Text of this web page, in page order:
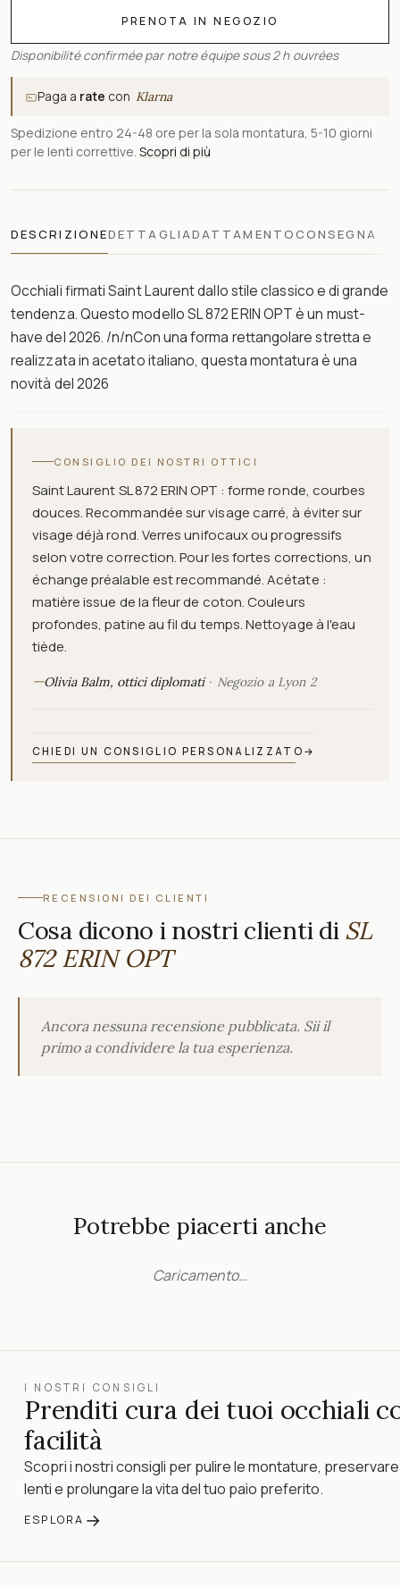
PRENOTA IN NEGOZIO
Disponibilité confirmée par notre équipe sous 2 h ouvrées
Paga a rate con Klarna
Spedizione entro 24-48 ore per la sola montatura, 5-10 giorni
per le lenti correttive. Scopri di più
DESCRIZIONEDETTAGLIADATTAMENTOCONSEGNA
Occhiali firmati Saint Laurent dallo stile classico e di grande
tendenza. Questo modello SL 872 ERIN OPT è un must-
have del 2026. /n/nCon una forma rettangolare stretta e
realizzata in acetato italiano, questa montatura è una
novità del 2026
CONSIGLIO DEI NOSTRI OTTICI
Saint Laurent SL 872 ERIN OPT : forme ronde, courbes
douces. Recommandée sur visage carré, à éviter sur
visage déjà rond. Verres unifocaux ou progressifs
selon votre correction. Pour les fortes corrections, un
échange préalable est recommandé. Acétate :
matière issue de la fleur de coton. Couleurs
profondes, patine au fil du temps. Nettoyage à l'eau
tiède.
—Olivia Balm, ottici diplomati Negozio a Lyon 2
CHIEDI UN CONSIGLIO PERSONALIZZATO →
RECENSIONI DEI CLIENTI
Cosa dicono i nostri clienti di SL
872 ERIN OPT
Ancora nessuna recensione pubblicata. Sii il
primo a condividere la tua esperienza.
Potrebbe piacerti anche
Caricamento…
I NOSTRI CONSIGLI
Prenditi cura dei tuoi occhiali
facilità
Scopri i nostri consigli per pulire le montature,
lenti e prolungare la vita del tuo paio preferito.
ESPLORA →